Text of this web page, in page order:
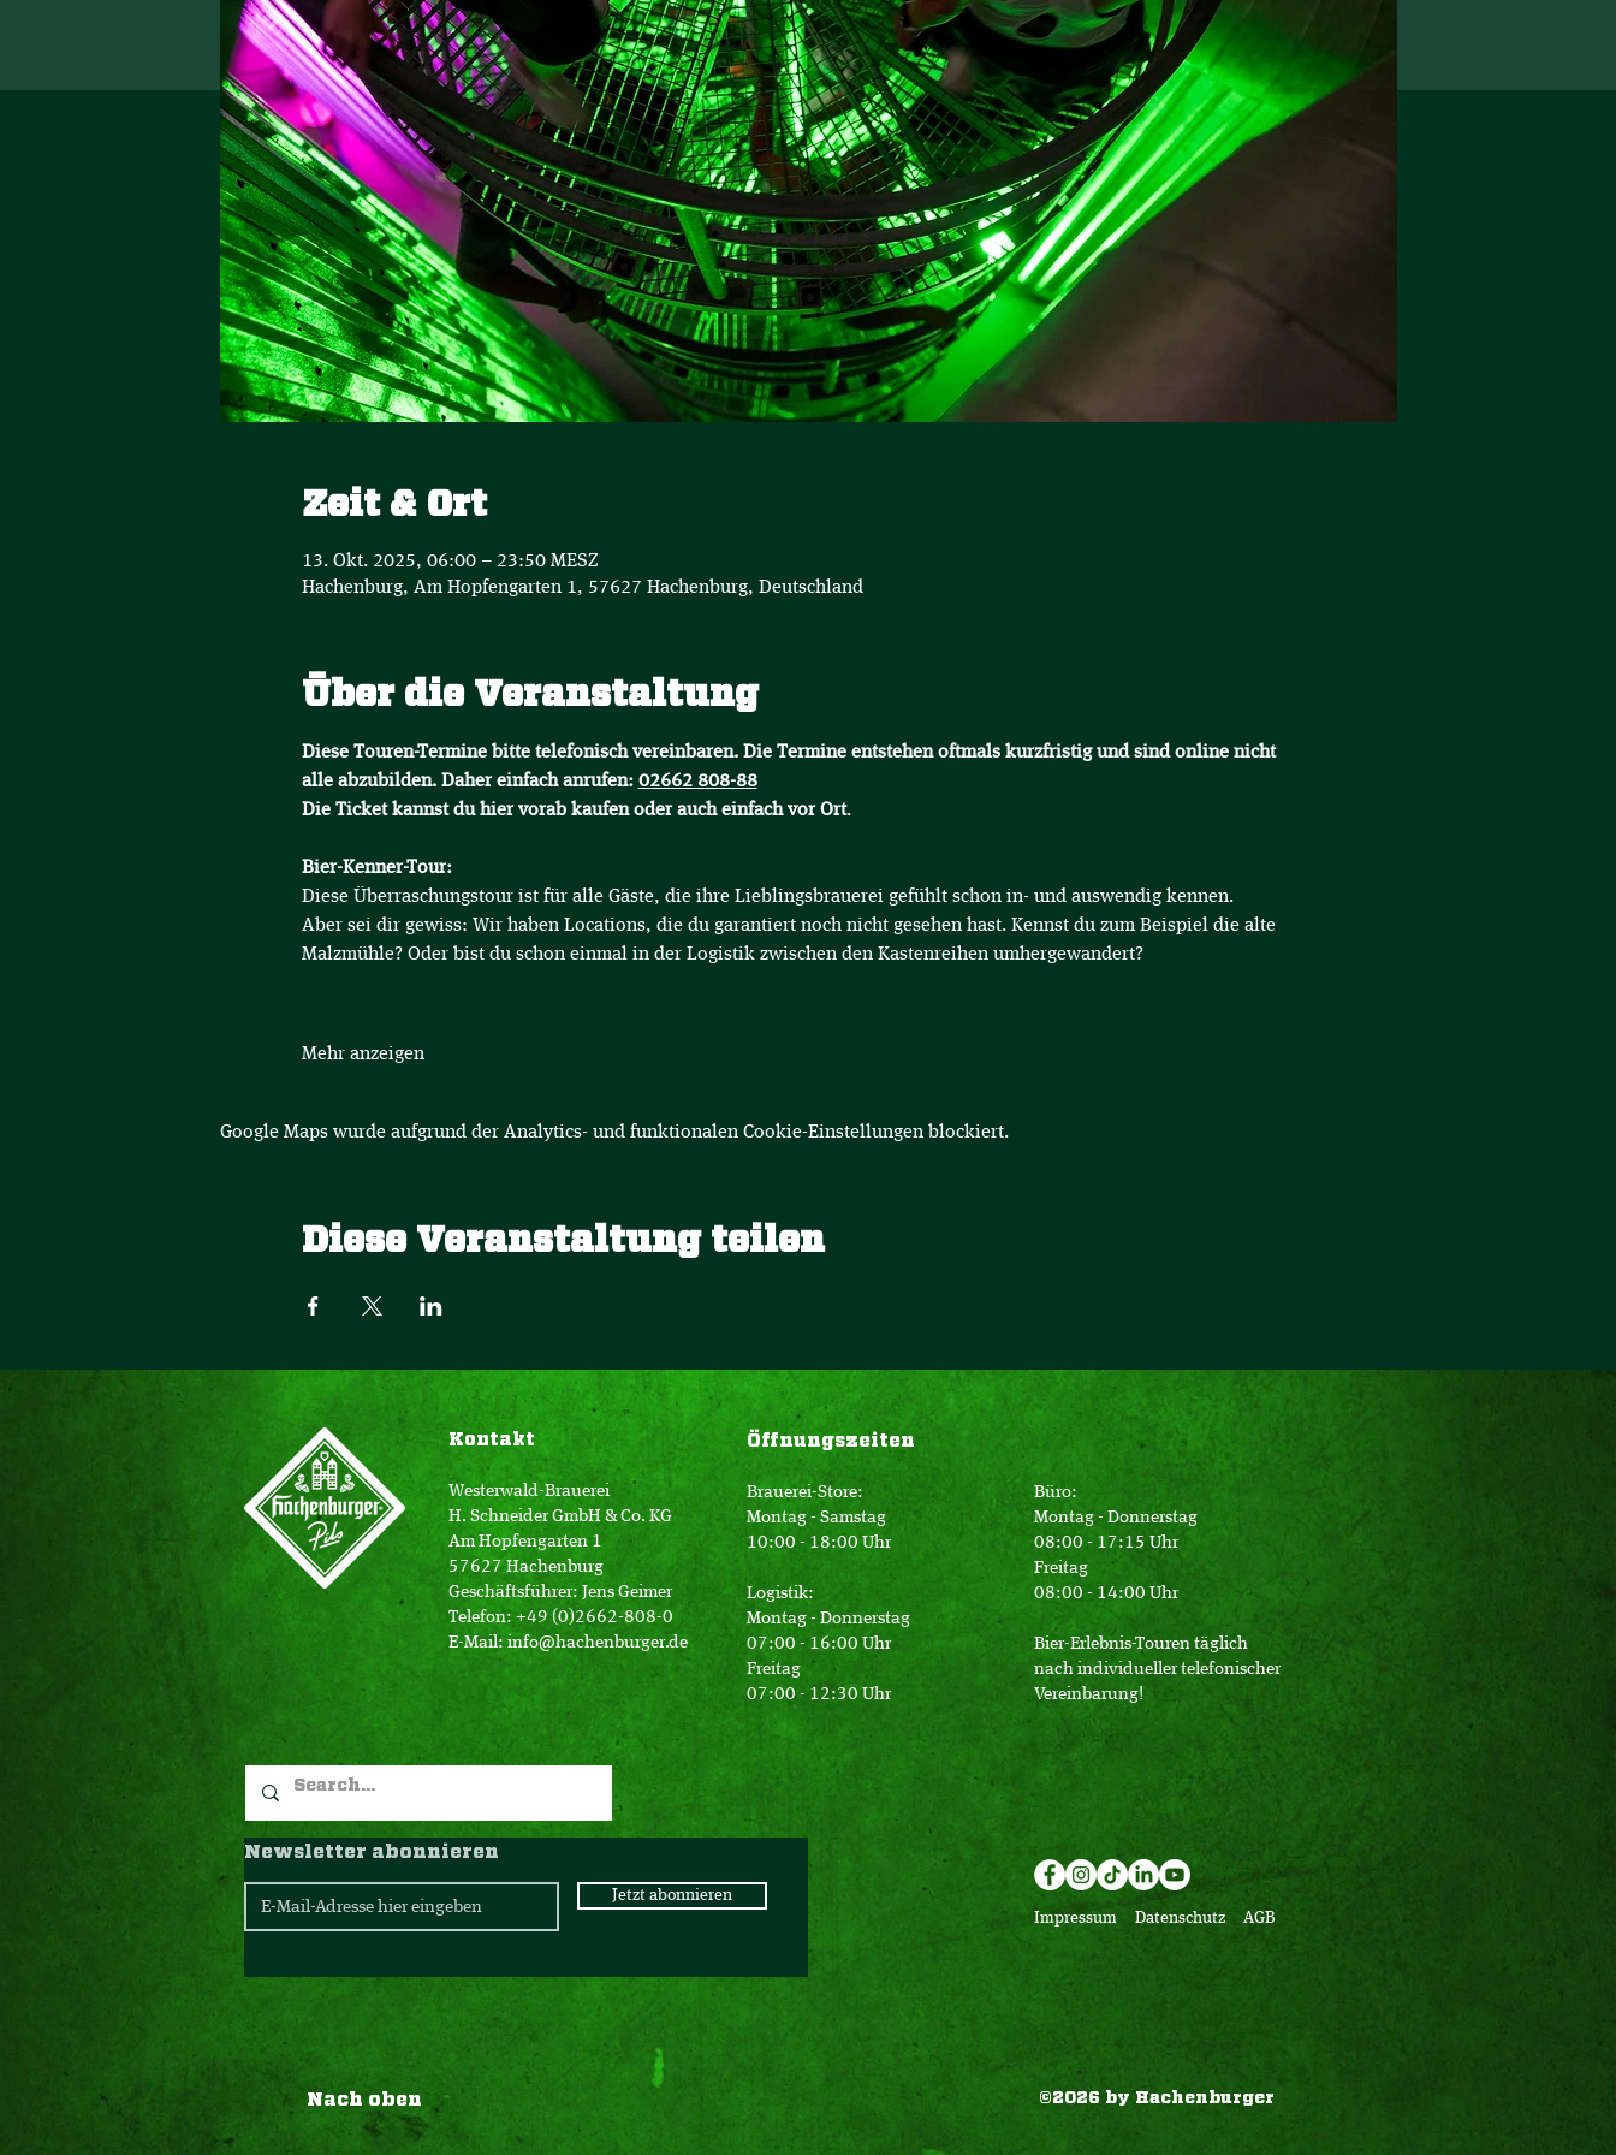
Zeit & Ort
13. Okt. 2025, 06:00 – 23:50 MESZ
Hachenburg, Am Hopfengarten 1, 57627 Hachenburg, Deutschland
Über die Veranstaltung
Diese Touren-Termine bitte telefonisch vereinbaren. Die Termine entstehen oftmals kurzfristig und sind online nicht
alle abzubilden. Daher einfach anrufen: 02662 808-88
Die Ticket kannst du hier vorab kaufen oder auch einfach vor Ort.
Bier-Kenner-Tour:
Diese Überraschungstour ist für alle Gäste, die ihre Lieblingsbrauerei gefühlt schon in- und auswendig kennen.
Aber sei dir gewiss: Wir haben Locations, die du garantiert noch nicht gesehen hast. Kennst du zum Beispiel die alte
Malzmühle? Oder bist du schon einmal in der Logistik zwischen den Kastenreihen umhergewandert?
Mehr anzeigen
Google Maps wurde aufgrund der Analytics- und funktionalen Cookie-Einstellungen blockiert.
Diese Veranstaltung teilen
Kontakt
Westerwald-Brauerei
H. Schneider GmbH & Co. KG
Am Hopfengarten 1
57627 Hachenburg
Geschäftsführer: Jens Geimer
Telefon: +49 (0)2662-808-0
E-Mail: info@hachenburger.de
Öffnungszeiten
Brauerei-Store:
Montag - Samstag
10:00 - 18:00 Uhr
Logistik:
Montag - Donnerstag
07:00 - 16:00 Uhr
Freitag
07:00 - 12:30 Uhr
Büro:
Montag - Donnerstag
08:00 - 17:15 Uhr
Freitag
08:00 - 14:00 Uhr
Bier-Erlebnis-Touren täglich
nach individueller telefonischer
Vereinbarung!
Newsletter abonnieren
Jetzt abonnieren
Impressum
Datenschutz AGB
Nach oben ©2026 by Hachenburger